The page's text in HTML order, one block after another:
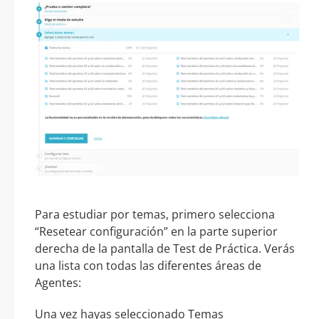
Para estudiar por temas, primero selecciona
“Resetear configuración” en la parte superior
derecha de la pantalla de Test de Práctica. Verás
una lista con todas las diferentes áreas de
Agentes:
Una vez hayas seleccionado Temas